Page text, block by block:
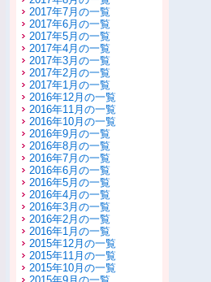
2017年7月の一覧
2017年6月の一覧
2017年5月の一覧
2017年4月の一覧
2017年3月の一覧
2017年2月の一覧
2017年1月の一覧
2016年12月の一覧
2016年11月の一覧
2016年10月の一覧
2016年9月の一覧
2016年8月の一覧
2016年7月の一覧
2016年6月の一覧
2016年5月の一覧
2016年4月の一覧
2016年3月の一覧
2016年2月の一覧
2016年1月の一覧
2015年12月の一覧
2015年11月の一覧
2015年10月の一覧